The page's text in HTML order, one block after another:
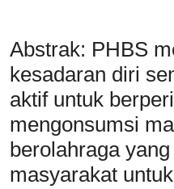
Abstrak: PHBS
kesadaran diri
aktif untuk
mengonsumsi
berolahraga
masyarakat